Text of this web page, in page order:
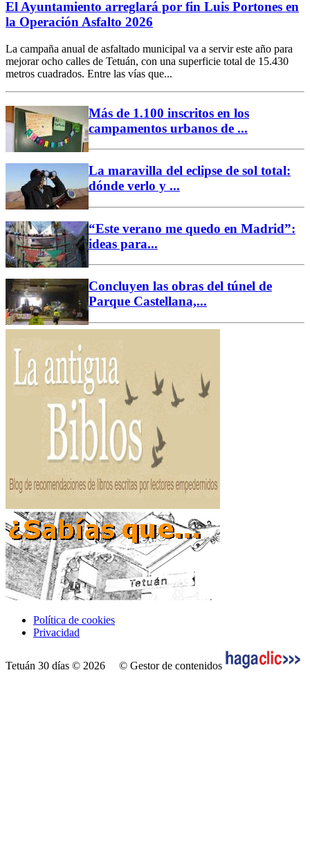
El Ayuntamiento arreglará por fin Luis Portones en
la Operación Asfalto 2026
La campaña anual de asfaltado municipal va a servir este año para
mejorar ocho calles de Tetuán, con una superficie total de 15.430
metros cuadrados. Entre las vías que...
Más de 1.100 inscritos en los
campamentos urbanos de ...
La maravilla del eclipse de sol total:
dónde verlo y ...
“Este verano me quedo en Madrid”:
ideas para...
Concluyen las obras del túnel de
Parque Castellana,...
Política de cookies
Privacidad
Tetuán 30 días © 2026 © Gestor de contenidos